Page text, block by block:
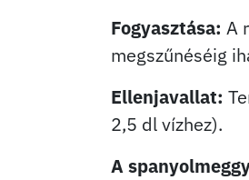
Fogyasztása: A
megszűnéséig
Ellenjavallat:
2,5 dl vízhez).
A